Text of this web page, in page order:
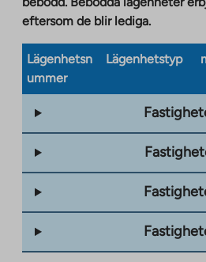
eftersom de blir lediga.
Lägenhetsn
ummer
Lägenhetstyp